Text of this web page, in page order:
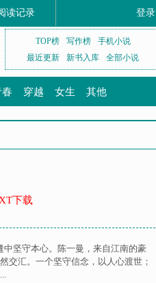
读记录 登录
TOP榜 写作榜
手机小说
最近更新
新书入库 全部小说
穿越 女生 其他
下载
坚守本心。陈一曼，来自江南的豪
交汇。一个坚守信念，以人心渡世；